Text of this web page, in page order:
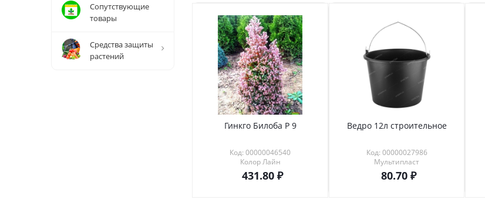
Гинкго Билоба Р 9
Код: 00000046540
Колор Лайн
431.80
Ведро 12л строительное
Код: 00000027986
Мультипласт
80.70
Сопутствующие
товары
Средства защиты
растений